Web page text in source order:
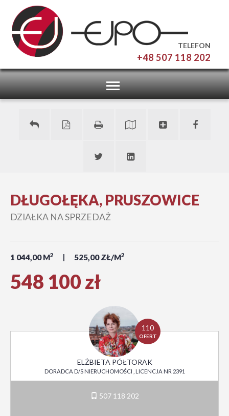
TELEFON
+48 507 118 202
Toggle
navigation
DŁUGOŁĘKA, PRUSZOWICE
DZIAŁKA NA SPRZEDAŻ
1 044,00 M2 525,00 ZŁ/M2
548 100 zł
110
OFERT
ELŻBIETA PÓŁTORAK
DORADCA D/S NIERUCHOMOŚCI , LICENCJA NR 2391
507 118 202